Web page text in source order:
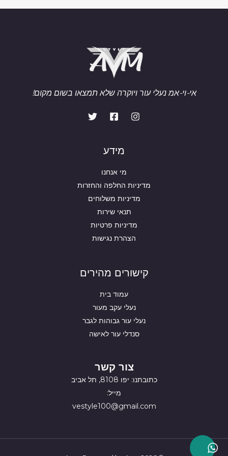
אי-וי-אמ נעלי עור ויוקרה שלא תמצאו בשום מקום!
מידע
מי אנחנו
מדיניות החלפה והחזרות
מדיניות משלוחים
תנאי שירות
מדיניות פרטיות
הצהרת נגישות
קישורים מהירים
עמוד בית
נעלי עקב מעור
נעלי עור גבוהות לגבר
סנדלי עור לאישה
צור קשר
כתובתנו: יפו 8108, תל אביב
מייל:
vestyle100@gmail.com